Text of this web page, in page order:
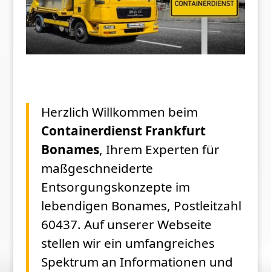
Herzlich Willkommen beim
Containerdienst Frankfurt
Bonames, Ihrem Experten für
maßgeschneiderte
Entsorgungskonzepte im
lebendigen Bonames, Postleitzahl
60437. Auf unserer Webseite
stellen wir ein umfangreiches
Spektrum an Informationen und